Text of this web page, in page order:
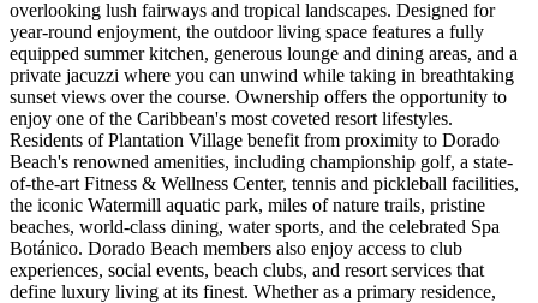
overlooking lush fairways and tropical landscapes. Designed for
year-round enjoyment, the outdoor living space features a fully
equipped summer kitchen, generous lounge and dining areas, and a
private jacuzzi where you can unwind while taking in breathtaking
sunset views over the course. Ownership offers the opportunity to
enjoy one of the Caribbean's most coveted resort lifestyles.
Residents of Plantation Village benefit from proximity to Dorado
Beach's renowned amenities, including championship golf, a state-
of-the-art Fitness & Wellness Center, tennis and pickleball facilities,
the iconic Watermill aquatic park, miles of nature trails, pristine
beaches, world-class dining, water sports, and the celebrated Spa
Botánico. Dorado Beach members also enjoy access to club
experiences, social events, beach clubs, and resort services that
define luxury living at its finest. Whether as a primary residence,